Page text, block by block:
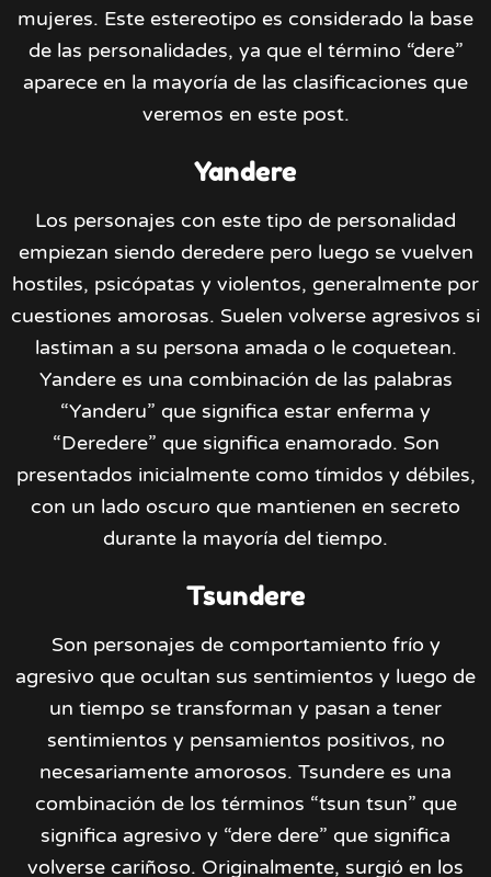
mujeres. Este estereotipo es considerado la base
de las personalidades, ya que el término “dere”
aparece en la mayoría de las clasificaciones que
veremos en este post.
Yandere
Los personajes con este tipo de personalidad
empiezan siendo deredere pero luego se vuelven
hostiles, psicópatas y violentos, generalmente por
cuestiones amorosas. Suelen volverse agresivos si
lastiman a su persona amada o le coquetean.
Yandere es una combinación de las palabras
“Yanderu” que significa estar enferma y
“Deredere” que significa enamorado. Son
presentados inicialmente como tímidos y débiles,
con un lado oscuro que mantienen en secreto
durante la mayoría del tiempo.
Tsundere
Son personajes de comportamiento frío y
agresivo que ocultan sus sentimientos y luego de
un tiempo se transforman y pasan a tener
sentimientos y pensamientos positivos, no
necesariamente amorosos. Tsundere es una
combinación de los términos “tsun tsun” que
significa agresivo y “dere dere” que significa
volverse cariñoso. Originalmente, surgió en los